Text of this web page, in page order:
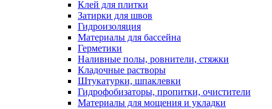
Клей для плитки
Затирки для швов
Гидроизоляция
Материалы для бассейна
Герметики
Наливные полы, ровнители, стяжки
Кладочные растворы
Штукатурки, шпаклевки
Гидрофобизаторы, пропитки, очистители
Материалы для мощения и укладки